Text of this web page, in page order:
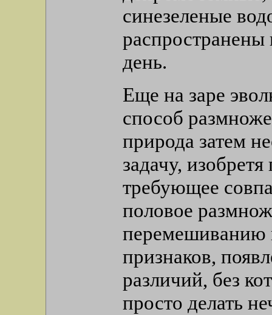
синезеленые
день.
Еще на заре
способ
природа затем
задачу,
требующее
половое
перемешиванию
признаков,
различий, без
просто делать